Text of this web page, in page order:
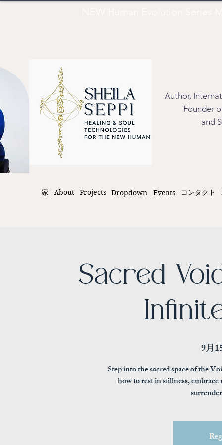
Author,
Founder
and
家 About Projects Dropdown Events コンタクト
Sacred
9月
Step into the sacred space of the
how to rest in stillness,